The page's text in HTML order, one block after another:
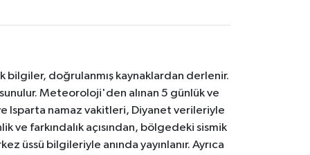
bilgiler, doğrulanmış kaynaklardan derlenir.
Meteoroloji'den alınan 5 günlük ve
Isparta namaz vakitleri, Diyanet verileriyle
ve farkındalık açısından, bölgedeki sismik
üssü bilgileriyle anında yayınlanır. Ayrıca